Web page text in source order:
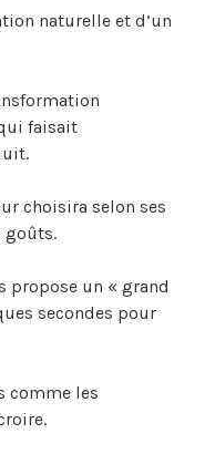
naturelle et d’un
faisait
choisira selon ses
goûts.
propose un « grand
secondes pour
comme les